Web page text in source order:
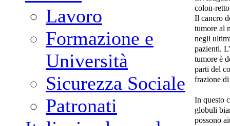
Lavoro
Formazione e
Università
Sicurezza Sociale
Patronati
colon-retto
Il cancro
tumore al
negli
pazienti.
tumore è
parti del
frazione
In questo
globuli
possono